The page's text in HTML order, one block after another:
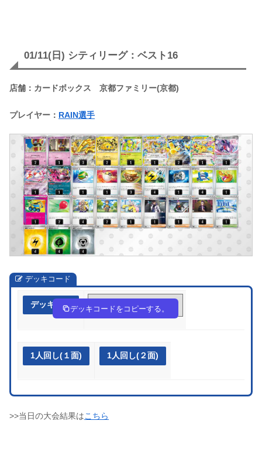
01/11(日) シティリーグ：ベスト16
店舗：カードボックス 京都ファミリー(京都)
プレイヤー： RAIN選手
デッキコード
デッキ作成 MXMMX2-iyZc0B-y2MppR
デッキコードをコピーする。
1人回し(１面) 1人回し(２面)
>>当日の大会結果はこちら